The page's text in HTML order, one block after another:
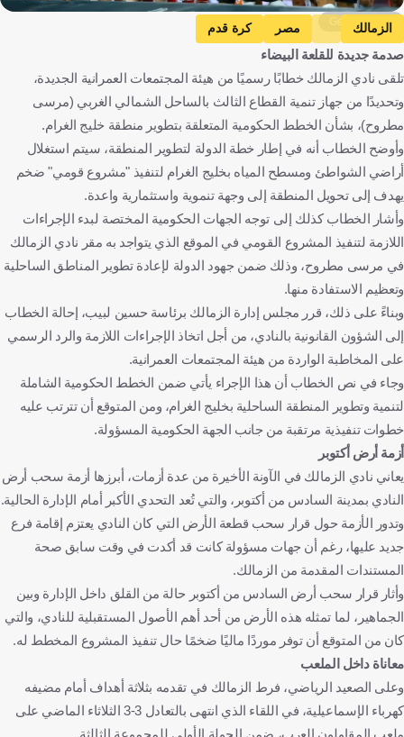
Getty Images
الزمالك مصر كرة قدم
صدمة جديدة للقلعة البيضاء
تلقى نادي الزمالك خطابًا رسميًا من هيئة المجتمعات العمرانية الجديدة،
وتحديدًا من جهاز تنمية القطاع الثالث بالساحل الشمالي الغربي (مرسى
مطروح)، بشأن الخطط الحكومية المتعلقة بتطوير منطقة خليج الغرام.
وأوضح الخطاب أنه في إطار خطة الدولة لتطوير المنطقة، سيتم استغلال
أراضي الشواطئ ومسطح المياه بخليج الغرام لتنفيذ "مشروع قومي" ضخم
يهدف إلى تحويل المنطقة إلى وجهة تنموية واستثمارية واعدة.
وأشار الخطاب كذلك إلى توجه الجهات الحكومية المختصة لبدء الإجراءات
اللازمة لتنفيذ المشروع القومي في الموقع الذي يتواجد به مقر نادي الزمالك
في مرسى مطروح، وذلك ضمن جهود الدولة لإعادة تطوير المناطق الساحلية
وتعظيم الاستفادة منها.
وبناءً على ذلك، قرر مجلس إدارة الزمالك برئاسة حسين لبيب، إحالة الخطاب
إلى الشؤون القانونية بالنادي، من أجل اتخاذ الإجراءات اللازمة والرد الرسمي
على المخاطبة الواردة من هيئة المجتمعات العمرانية.
وجاء في نص الخطاب أن هذا الإجراء يأتي ضمن الخطط الحكومية الشاملة
لتنمية وتطوير المنطقة الساحلية بخليج الغرام، ومن المتوقع أن تترتب عليه
خطوات تنفيذية مرتقبة من جانب الجهة الحكومية المسؤولة.
أزمة أرض أكتوبر
يعاني نادي الزمالك في الآونة الأخيرة من عدة أزمات، أبرزها أزمة سحب أرض
النادي بمدينة السادس من أكتوبر، والتي تُعد التحدي الأكبر أمام الإدارة الحالية.
وتدور الأزمة حول قرار سحب قطعة الأرض التي كان النادي يعتزم إقامة فرع
جديد عليها، رغم أن جهات مسؤولة كانت قد أكدت في وقت سابق صحة
المستندات المقدمة من الزمالك.
وأثار قرار سحب أرض السادس من أكتوبر حالة من القلق داخل الإدارة وبين
الجماهير، لما تمثله هذه الأرض من أحد أهم الأصول المستقبلية للنادي، والتي
كان من المتوقع أن توفر موردًا ماليًا ضخمًا حال تنفيذ المشروع المخطط له.
معاناة داخل الملعب
وعلى الصعيد الرياضي، فرط الزمالك في تقدمه بثلاثة أهداف أمام مضيفه
كهرباء الإسماعيلية، في اللقاء الذي انتهى بالتعادل 3-3 الثلاثاء الماضي على
ملعب المقاولون العرب، ضمن الجولة الأولى للمجموعة الثالثة.